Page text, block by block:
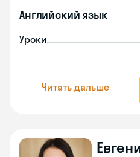
Английский язык
Уроки
Читать дальше